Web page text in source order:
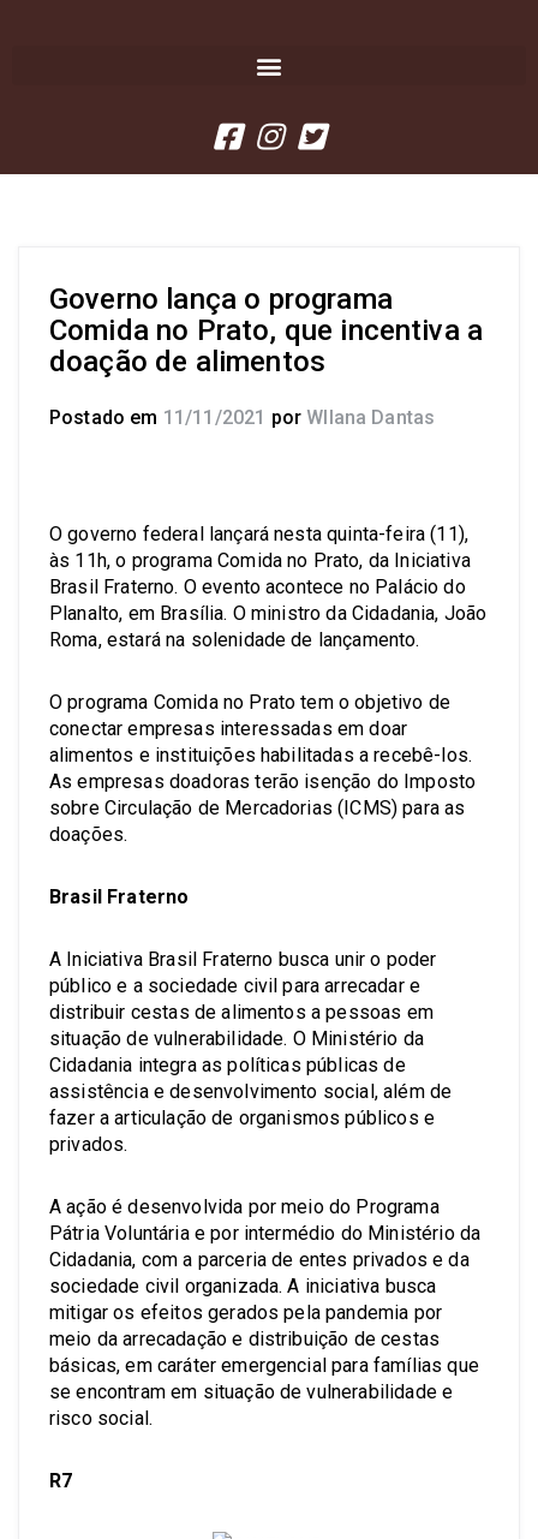
Governo lança o programa
Comida no Prato, que incentiva a
doação de alimentos
Postado em 11/11/2021 por Wllana Dantas
O governo federal lançará nesta quinta-feira (11),
às 11h, o programa Comida no Prato, da Iniciativa
Brasil Fraterno. O evento acontece no Palácio do
Planalto, em Brasília. O ministro da Cidadania, João
Roma, estará na solenidade de lançamento.
O programa Comida no Prato tem o objetivo de
conectar empresas interessadas em doar
alimentos e instituições habilitadas a recebê-los.
As empresas doadoras terão isenção do Imposto
sobre Circulação de Mercadorias (ICMS) para as
doações.
Brasil Fraterno
A Iniciativa Brasil Fraterno busca unir o poder
público e a sociedade civil para arrecadar e
distribuir cestas de alimentos a pessoas em
situação de vulnerabilidade. O Ministério da
Cidadania integra as políticas públicas de
assistência e desenvolvimento social, além de
fazer a articulação de organismos públicos e
privados.
A ação é desenvolvida por meio do Programa
Pátria Voluntária e por intermédio do Ministério da
Cidadania, com a parceria de entes privados e da
sociedade civil organizada. A iniciativa busca
mitigar os efeitos gerados pela pandemia por
meio da arrecadação e distribuição de cestas
básicas, em caráter emergencial para famílias que
se encontram em situação de vulnerabilidade e
risco social.
R7